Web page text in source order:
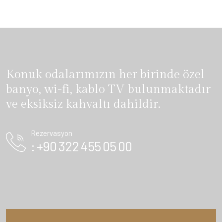
Konuk odalarımızın her birinde özel
banyo, wi-fi, kablo TV bulunmaktadır
ve eksiksiz kahvaltı dahildir.
Rezervasyon
: +90 322 455 05 00